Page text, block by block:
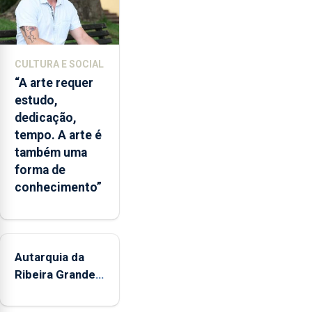
CULTURA E SOCIAL
“A arte requer
estudo,
dedicação,
tempo. A arte é
também uma
forma de
conhecimento”
Autarquia da
Ribeira Grande
iniciativa